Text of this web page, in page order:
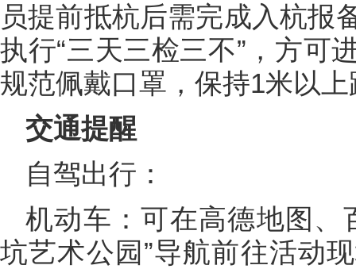
员提前抵杭后需完成入杭报
执行“三天三检三不”，方可
规范佩戴口罩，保持1米以
交通提醒
自驾出行：
机动车：可在高德地图、
坑艺术公园”导航前往活动